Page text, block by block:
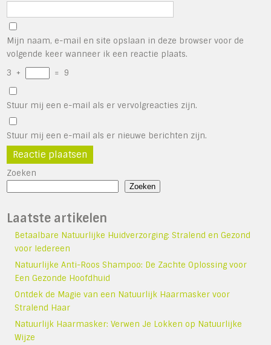
Mijn naam, e-mail en site opslaan in deze browser voor de
volgende keer wanneer ik een reactie plaats.
3 + = 9
Stuur mij een e-mail als er vervolgreacties zijn.
Stuur mij een e-mail als er nieuwe berichten zijn.
Zoeken
Zoeken
Laatste artikelen
Betaalbare Natuurlijke Huidverzorging: Stralend en Gezond
voor Iedereen
Natuurlijke Anti-Roos Shampoo: De Zachte Oplossing voor
Een Gezonde Hoofdhuid
Ontdek de Magie van een Natuurlijk Haarmasker voor
Stralend Haar
Natuurlijk Haarmasker: Verwen Je Lokken op Natuurlijke
Wijze